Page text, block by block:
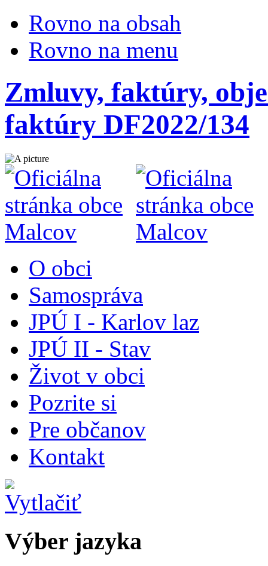
Rovno na obsah
Rovno na menu
Zmluvy, faktúry,
faktúry DF2022/134
O obci
Samospráva
JPÚ I - Karlov laz
JPÚ II - Stav
Život v obci
Pozrite si
Pre občanov
Kontakt
Výber jazyka